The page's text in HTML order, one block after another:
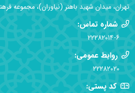
تهران، میدان شهید باهنر (نیاوران)، مجموعه
شماره تماس:
22282014-6
روابط عمومی:
22282020
کد پستی: